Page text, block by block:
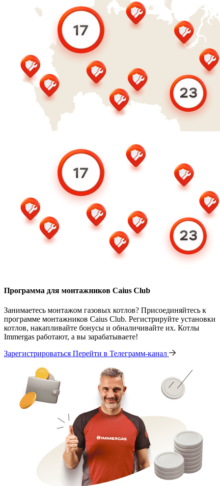
Программа для монтажников Caius Club
Занимаетесь монтажом газовых котлов? Присоединяйтесь к
программе монтажников Caius Club. Регистрируйте установки
котлов, накапливайте бонусы и обналичивайте их. Котлы
Immergas работают, а вы зарабатываете!
Зарегистрироваться Перейти в Телеграмм-канал